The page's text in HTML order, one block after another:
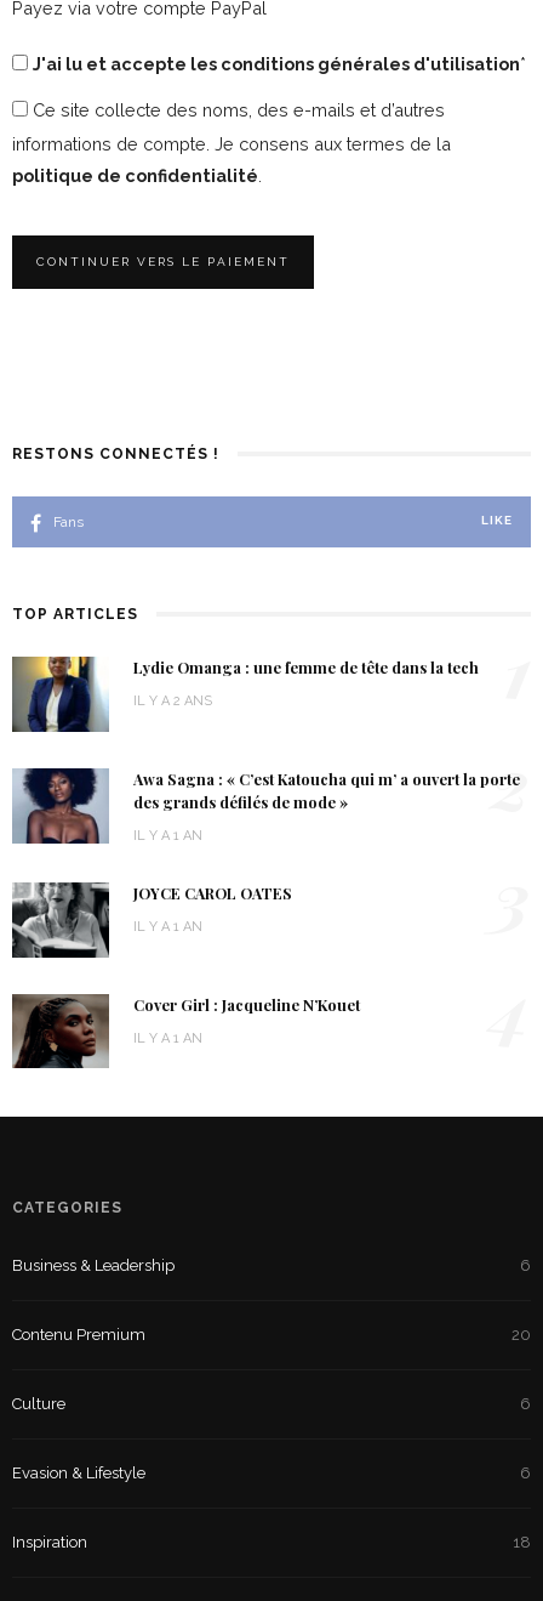
Payez via votre compte PayPal
J'ai lu et accepte les conditions générales d'utilisation*
Ce site collecte des noms, des e-mails et d’autres
informations de compte. Je consens aux termes de la
politique de confidentialité
RESTONS CONNECTÉS !
Fans LIKE
TOP ARTICLES
Lydie Omanga : une femme de tête dans la tech
IL Y A 2 ANS
Awa Sagna : « C’est Katoucha qui m’ a ouvert la porte
des grands défilés de mode »
IL Y A 1 AN
2
JOYCE CAROL OATES
IL Y A 1 AN
Cover Girl : Jacqueline N’Kouet
IL Y A 1 AN
CATEGORIES
Business & Leadership 6
Contenu Premium 20
Culture 6
Evasion & Lifestyle 6
Inspiration 18